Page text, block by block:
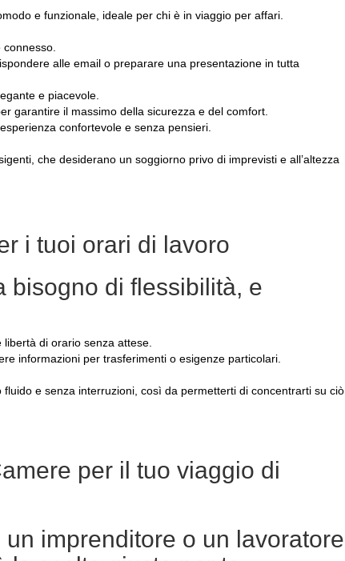
e funzionale, ideale per chi è in viaggio per affari.
alle email o preparare una presentazione in tutta
e piacevole.
garantire il massimo della sicurezza e del comfort.
confortevole e senza pensieri.
che desiderano un soggiorno privo di imprevisti e all’altezza
i tuoi orari di lavoro
bisogno di flessibilità, e
di orario senza attese.
informazioni per trasferimenti o esigenze particolari.
e senza interruzioni, così da permetterti di concentrarti su ciò
per il tuo viaggio di
imprenditore o un lavoratore